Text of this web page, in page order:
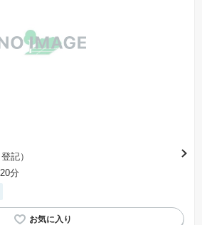
建築する建物の建築請負契約が、一定期間内に成立する
ことをいいます。建築請負契約成立に向けて設計プランを
希望する建物の設計協議をするために必要な相当の期間の
おいては「消費税を除いた建物価格」と「土地価格」の
示のため、不動産広告の販売価格には本体価格の金額は
続き、決済、引き渡し時にかかる費用を表示しています。
るため、ご自身で十分な確認をしていただくようにお願い
記）
分